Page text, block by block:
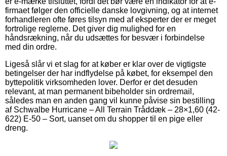
firmaet følger den officielle danske lovgivning, og at internet
forhandleren ofte føres tilsyn med af eksperter der er meget
fortrolige reglerne. Det giver dig mulighed for en
håndsrækning, når du udsættes for besvær i forbindelse
med din ordre.
Ligeså slår vi et slag for at køber er klar over de vigtigste
betingelser der har indflydelse på købet, for eksempel den
byttepolitik virksomheden lover. Derfor er det desuden
relevant, at man permanent bibeholder sin ordremail,
således man en anden gang vil kunne påvise sin bestilling
af Schwalbe Hurricane – All Terrain Tråddæk – 28×1,60 (42-
622) E-50 – Sort, uanset om du shopper til en pige eller
dreng.